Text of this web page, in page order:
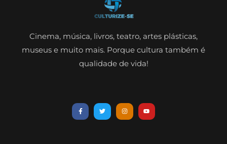
Cinema, música, livros, teatro, artes plásticas,
museus e muito mais. Porque cultura também é
qualidade de vida!